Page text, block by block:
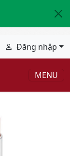
Đăng nhập
MENU